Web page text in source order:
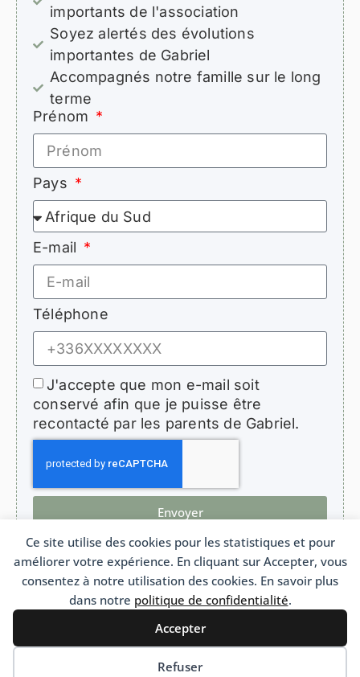
Ce site utilise des cookies pour les statistiques et pour
améliorer votre expérience. En cliquant sur Accepter, vous
consentez à notre utilisation des cookies. En savoir plus
dans notre politique de confidentialité.
Accepter
Refuser
importants de l'association
Soyez alertés des évolutions
importantes de Gabriel
Accompagnés notre famille sur le long
terme
Prénom
Pays
E-mail
Téléphone
J'accepte que mon e-mail soit
conservé afin que je puisse être
recontacté par les parents de Gabriel.
Envoyer
HopeForGabriel.com
Association de soutien aux enfants atteints de bronchiolite oblitérante
Association Loi 1901 n°W692011975 France